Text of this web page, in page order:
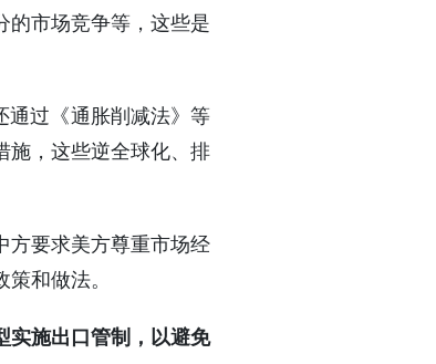
的市场竞争等，这些是
通过《通胀削减法》等
施，这些逆全球化、排
方要求美方尊重市场经
和做法。
实施出口管制，以避免